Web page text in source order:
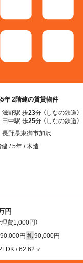
年 2階建の賃貸物件
滋野駅 歩23分 （しなの鉄道）
田中駅 歩25分 （しなの鉄道）
長野県東御市加沢
/ 5年 / 木造
円
理費1,000円）
90,000円 礼 90,000円
/ 62.62㎡